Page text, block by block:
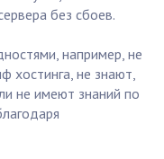
без сбоев.
например, не
хостинга, не знают,
не имеют знаний по